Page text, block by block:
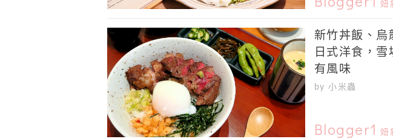
妞
新竹丼飯、烏
日式洋食，
有風味
by 小米蟲
Blogger1 妞